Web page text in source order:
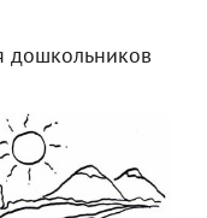
дошкольников